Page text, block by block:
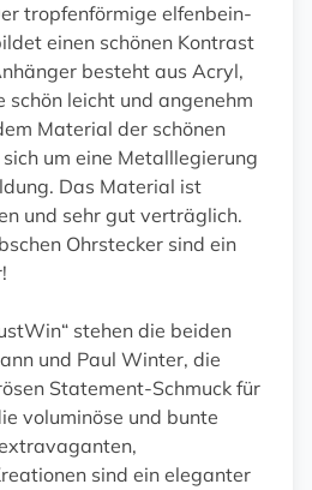
tropfenförmige elfenbein-
einen schönen Kontrast
besteht aus Acryl,
schön leicht und angenehm
Material der schönen
um eine Metalllegierung
Das Material ist
und sehr gut verträglich.
Ohrstecker sind ein
stehen die beiden
und Paul Winter, die
Statement-Schmuck für
voluminöse und bunte
sind ein eleganter